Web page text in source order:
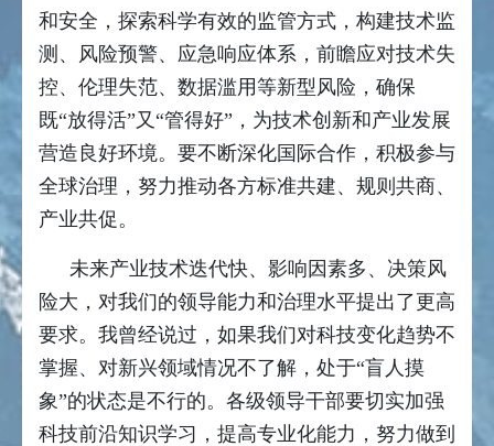
和安全，探索科学有效的监管方式，构建技术监
测、风险预警、应急响应体系，前瞻应对技术失
控、伦理失范、数据滥用等新型风险，确保
既“放得活”又“管得好”，为技术创新和产业发展
营造良好环境。要不断深化国际合作，积极参与
全球治理，努力推动各方标准共建、规则共商、
产业共促。
未来产业技术迭代快、影响因素多、决策风
险大，对我们的领导能力和治理水平提出了更高
要求。我曾经说过，如果我们对科技变化趋势不
掌握、对新兴领域情况不了解，处于“盲人摸
象”的状态是不行的。各级领导干部要切实加强
科技前沿知识学习，提高专业化能力，努力做到